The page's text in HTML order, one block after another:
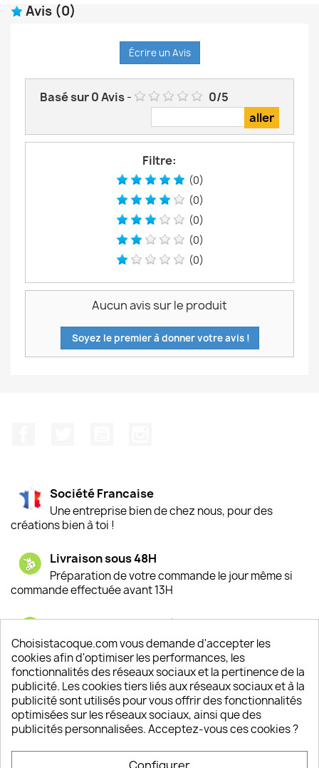
Avis (0)
Écrire un Avis
Basé sur0Avis- 0/5
Filtre:
(0)
(0)
(0)
(0)
(0)
Aucun avis sur le produit
Soyez le premier à donner votre avis !
Société Francaise
Une entreprise bien de chez nous, pour des
créations bien à toi !
Livraison sous 48H
Préparation de votre commande le jour même si
commande effectuée avant 13H
Satisfaction de nos clients
Depuis 2009, entre 92% et 94% de nos clients
sont satisfaits de nos produits
Un SAV à votre écoute
Notre SAV est disponible 6/7J de 10h à 18H
Choisistacoque.com vous demande d'accepter les
cookies afin d'optimiser les performances, les
fonctionnalités des réseaux sociaux et la pertinence de la
publicité. Les cookies tiers liés aux réseaux sociaux et à la
publicité sont utilisés pour vous offrir des fonctionnalités
optimisées sur les réseaux sociaux, ainsi que des
publicités personnalisées. Acceptez-vous ces cookies ?